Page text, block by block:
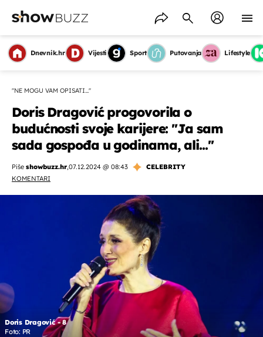
Dnevnik.hr Vijesti Sport Putovanja Lifestyle
''NE MOGU VAM OPISATI...''
Doris Dragović progovorila o
budućnosti svoje karijere: ''Ja sam
sada gospođa u godinama, ali...''
Piše showbuzz.hr,07.12.2024 @ 08:43
CELEBRITY
KOMENTARI
Doris Dragović - 8
Foto: PR
OMOGUĆI OBAVIJESTI